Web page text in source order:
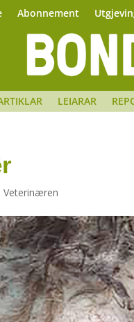
Abonnement
LEIARAR
Veterinæren